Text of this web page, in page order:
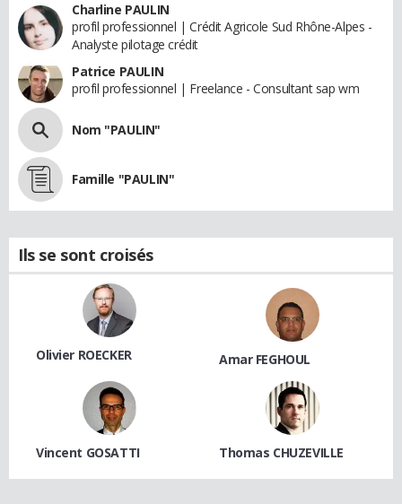
Charline PAULIN
profil professionnel | Crédit Agricole Sud Rhône-Alpes -
Analyste pilotage crédit
Patrice PAULIN
profil professionnel | Freelance - Consultant sap wm
Nom "PAULIN"
Famille "PAULIN"
Ils se sont croisés
Olivier ROECKER Amar FEGHOUL
Vincent GOSATTI Thomas CHUZEVILLE